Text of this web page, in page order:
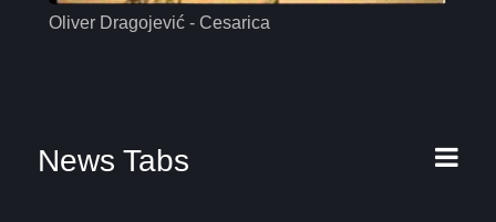
Oliver Dragojević - Cesarica
News Tabs